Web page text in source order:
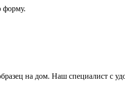
форму.
на дом. Наш специалист с